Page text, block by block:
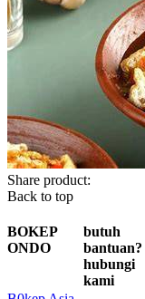
Share product:
Back to top
BOKEP
ONDO
butuh
bantuan?
hubungi
kami